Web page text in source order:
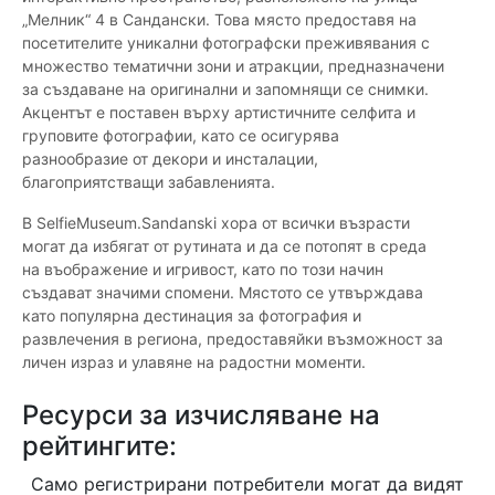
„Мелник“ 4 в Сандански. Това място предоставя на
посетителите уникални фотографски преживявания с
множество тематични зони и атракции, предназначени
за създаване на оригинални и запомнящи се снимки.
Акцентът е поставен върху артистичните селфита и
груповите фотографии, като се осигурява
разнообразие от декори и инсталации,
благоприятстващи забавленията.
В SelfieMuseum.Sandanski хора от всички възрасти
могат да избягат от рутината и да се потопят в среда
на въображение и игривост, като по този начин
създават значими спомени. Мястото се утвърждава
като популярна дестинация за фотография и
развлечения в региона, предоставяйки възможност за
личен израз и улавяне на радостни моменти.
Ресурси за изчисляване на
рейтингите:
Само регистрирани потребители могат да видят